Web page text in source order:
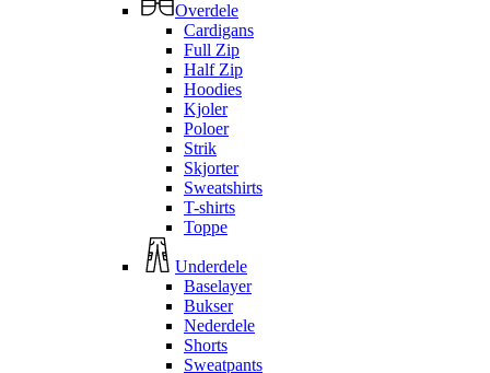
Overdele
Cardigans
Full Zip
Half Zip
Hoodies
Kjoler
Poloer
Strik
Skjorter
Sweatshirts
T-shirts
Toppe
Underdele
Baselayer
Bukser
Nederdele
Shorts
Sweatpants